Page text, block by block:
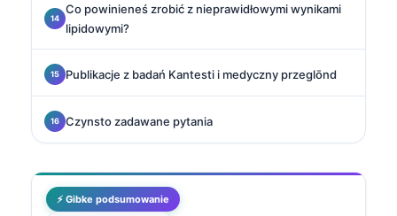
Co powinieneś zrobić z nieprawidłowymi wynikami
lipidowymi?
Publikacje z badań Kantesti i medyczny przeglōnd
Czynsto zadawane pytania
⚡ Gibke podsumowanie